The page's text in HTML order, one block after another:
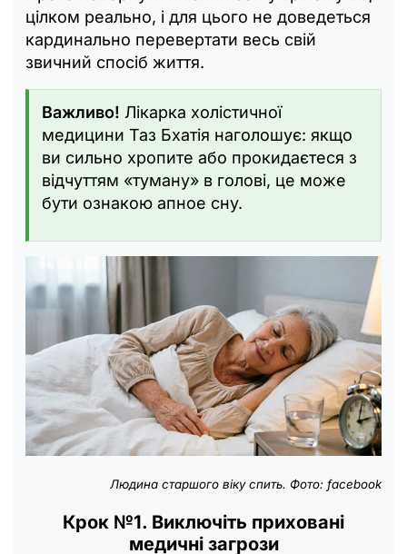
цілком реально, і для цього не доведеться
кардинально перевертати весь свій
звичний спосіб життя.
Важливо! Лікарка холістичної
медицини Таз Бхатія наголошує: якщо
ви сильно хропите або прокидаєтеся з
відчуттям «туману» в голові, це може
бути ознакою апное сну.
Людина старшого віку спить. Фото: facebook
Крок №1. Виключіть приховані
медичні загрози